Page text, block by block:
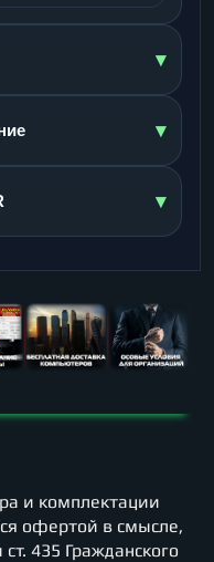
▾
▾
▾
и комплектации
офертой в смысле,
435 Гражданского